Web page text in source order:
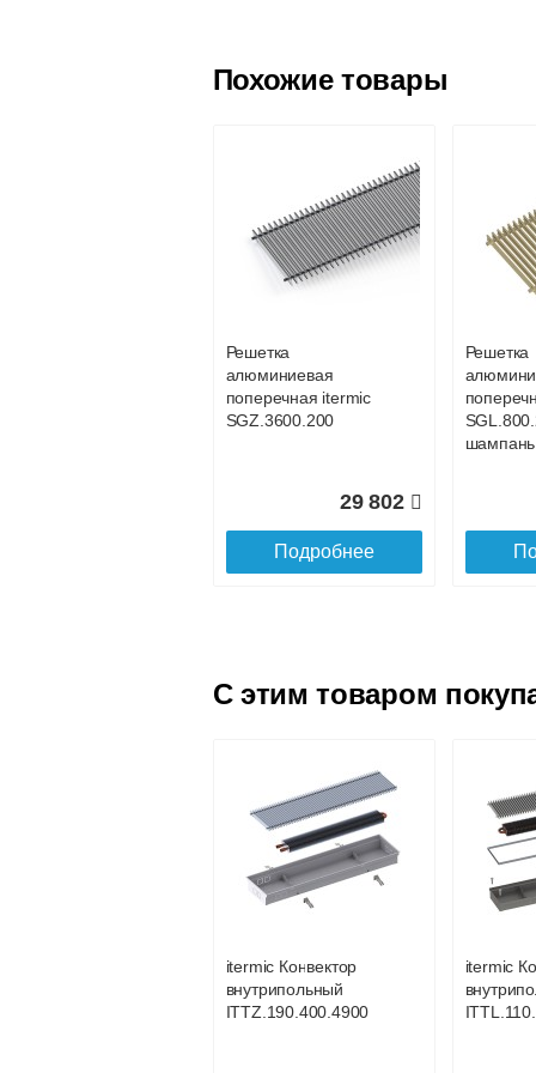
Решетка
алюминиевая
поперечная itermic
5 247
Решетка
5 900
Подробнее
Решетка
Похожие товары
Решетка
алюминиевая
поперечная itermic
SGZ.3600.200
29 802
Подробнее
Решетка
шампань
Решетка
алюминиевая
поперечная itermic
SGL.900.220 цвета
4 910
Решетка
шампань
C этим товаром
itermic Конвектор
внутрипольный
ITTZ.190.400.4900
itermic